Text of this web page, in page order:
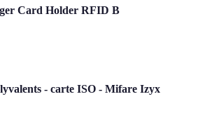
Card Holder RFID B
- carte ISO - Mifare Izyx